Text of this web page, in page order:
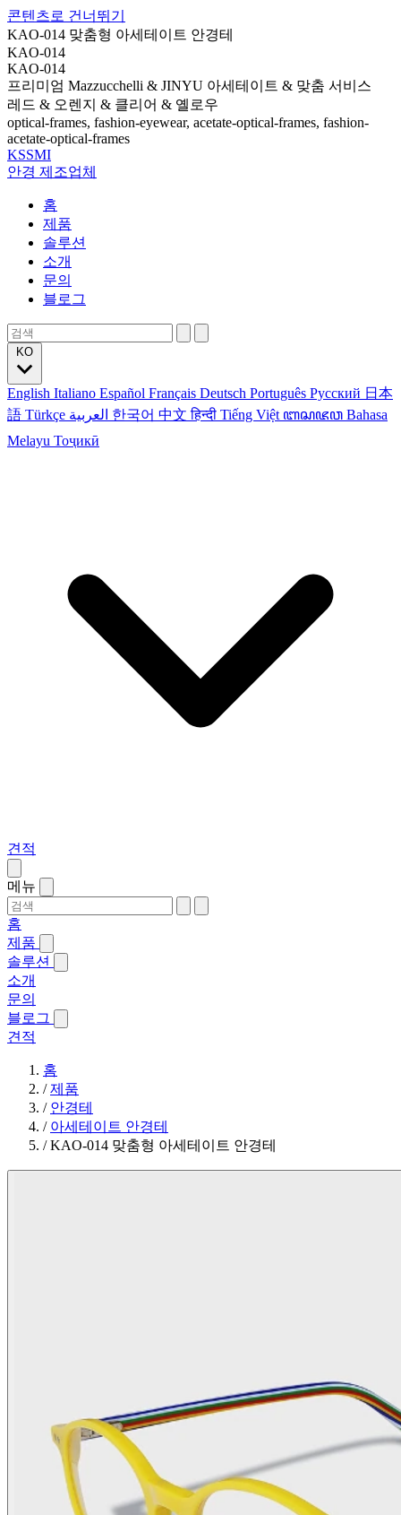
콘텐츠로 건너뛰기
KAO-014 맞춤형 아세테이트 안경테
KAO-014
KAO-014
프리미엄 Mazzucchelli & JINYU 아세테이트 & 맞춤 서비스
레드 & 오렌지 & 클리어 & 옐로우
optical-frames, fashion-eyewear, acetate-optical-frames, fashion-
acetate-optical-frames
KSSMI
안경 제조업체
홈
제품
솔루션
소개
문의
블로그
English Italiano Español Français Deutsch Português Русский 日本
語 Türkçe 한국어 中文हिन्दी Tiếng Việt ꦧꦱꦗꦮ Bahasa
Melayu Тоҷикӣ
견적
메뉴
홈
제품
솔루션
소개
문의
블로그
견적
홈
/제품
/ 안경테
/ 아세테이트 안경테
/KAO-014 맞춤형 아세테이트 안경테